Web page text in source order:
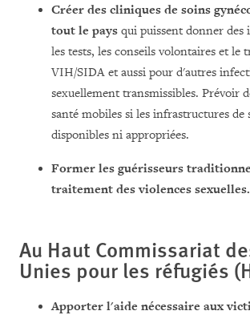
Créer des cliniques de soins
tout le pays qui puissent donner
les tests, les conseils volontaires et le
VIH/SIDA et aussi pour d'autres
sexuellement transmissibles. Prévoir
santé mobiles si les infrastructures de
disponibles ni appropriées.
Former les guérisseurs
traitement des violences sexuelles.
Au Haut Commissariat
Unies pour les réfugiés
Apporter l'aide nécessaire aux